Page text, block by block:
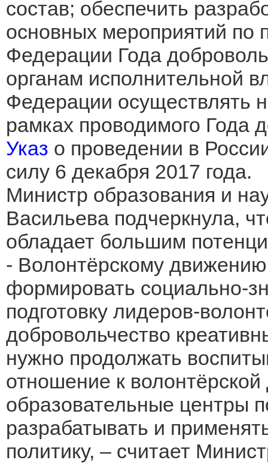
состав; обеспечить
основных мероприятий по
Федерации Года
органам исполнительной
Федерации осуществлять
рамках проводимого Года
Указ о проведении в
силу 6 декабря 2017 года.
Министр образования и
Васильева подчеркнула,
обладает большим
- Волонтёрскому
формировать социально-
подготовку лидеров-
добровольчество
нужно продолжать
отношение к
образовательные центры
разрабатывать и
политику, – считает